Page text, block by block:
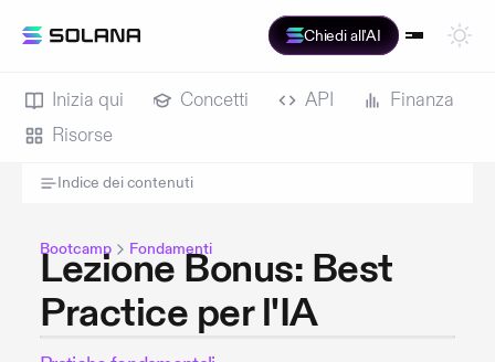
Chiedi all'AI
Inizia qui Concetti API
Finanza
Risorse
Indice dei contenuti
Bootcamp Fondamenti
Lezione Bonus: Best
Practice per l'IA